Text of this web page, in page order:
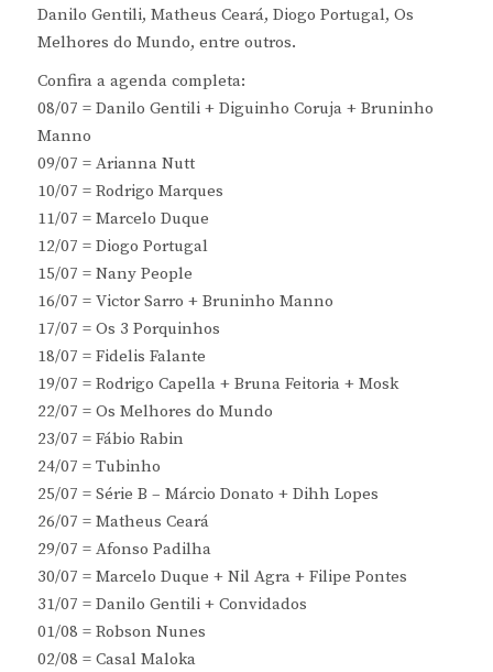
Danilo Gentili, Matheus Ceará, Diogo Portugal, Os
Melhores do Mundo, entre outros.
Confira a agenda completa:
08/07 = Danilo Gentili + Diguinho Coruja + Bruninho
Manno
09/07 = Arianna Nutt
10/07 = Rodrigo Marques
11/07 = Marcelo Duque
12/07 = Diogo Portugal
15/07 = Nany People
16/07 = Victor Sarro + Bruninho Manno
17/07 = Os 3 Porquinhos
18/07 = Fidelis Falante
19/07 = Rodrigo Capella + Bruna Feitoria + Mosk
22/07 = Os Melhores do Mundo
23/07 = Fábio Rabin
24/07 = Tubinho
25/07 = Série B – Márcio Donato + Dihh Lopes
26/07 = Matheus Ceará
29/07 = Afonso Padilha
30/07 = Marcelo Duque + Nil Agra + Filipe Pontes
31/07 = Danilo Gentili + Convidados
01/08 = Robson Nunes
02/08 = Casal Maloka